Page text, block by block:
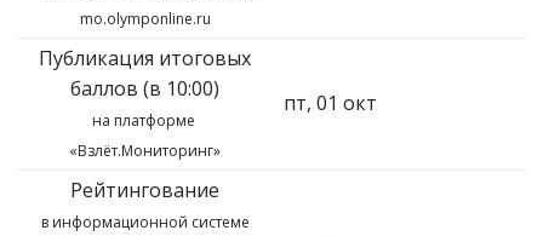
mo.olymponline.ru
Публикация итоговых
баллов (в 10:00)
на платформе
«Взлёт.Мониторинг»
пт, 01 окт
Рейтингование
в информационной системе